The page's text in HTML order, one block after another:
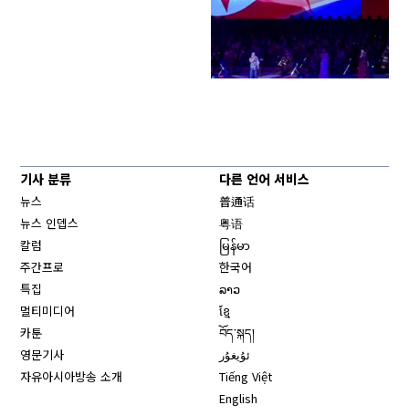
기사 분류
뉴스
뉴스 인뎁스
칼럼
주간프로
특집
멀티미디어
카툰
영문기사
자유아시아방송 소개
다른 언어 서비스
普通话
粤语
မြန်မာ
한국어
ລາວ
ខ្មែ
བོད་སྐད།
ئۇيغۇر
Tiếng Việt
English